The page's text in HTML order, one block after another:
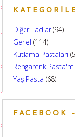
Diğer Tadlar(94)
Genel (114)
Kutlama Pastaları
Rengarenk Pasta'm
Yaş Pasta (68)
FACEBOOK